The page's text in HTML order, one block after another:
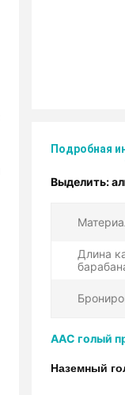
Подробная
Выделить:
Длина
AAC голый
Наземный